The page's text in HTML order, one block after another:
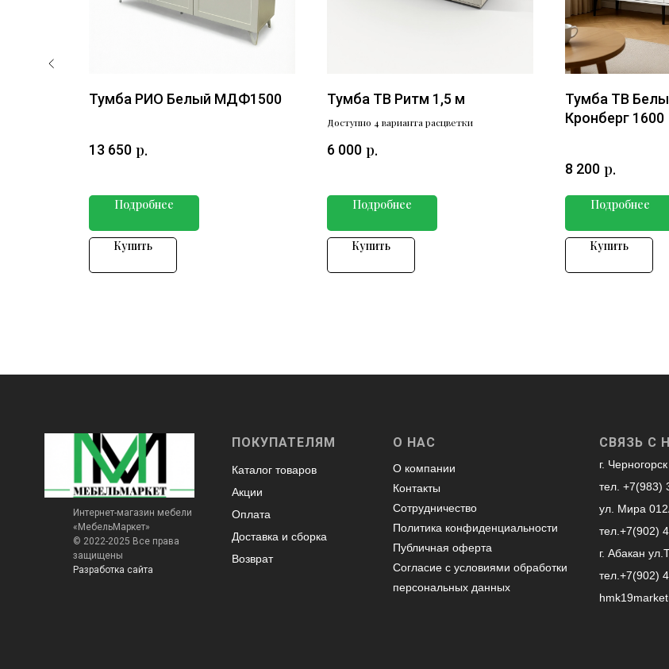
Тумба РИО Белый МДФ1500
13 650 р.
Подробнее
Купить
Тумба ТВ Ритм 1,5 м
Доступно 4 варианта расцветки
6 000 р.
Подробнее
Купить
Тумба ТВ
Кронберг 1600
8 200 р.
Подробнее
Купить
ПОКУПАТЕЛЯМ
Каталог товаров
Акции
Оплата
Доставка и сборка
Возврат
О НАС
О компании
Контакты
Сотрудничество
Политика конфиденциальности
Публичная оферта
Согласие с условиями обработки
персональных данных
СВЯЗЬ С
г.
тел. +7(983)
ул. Мира
тел.+7(902)
г. Абакан
тел.+7(902)
Интернет-магазин мебели
«МебельМаркет»
© 2022-2025 Все права
защищены
Разработка сайта